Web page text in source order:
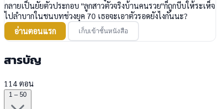
กลายเป็นยัยตัวประกอบ "ลูกสาวตัวจริงบ้านคนรวย"ก็ถูกบีบให้ระเห็จ
ไปลำบากในชนบทช่วงยุค 70 เธอจะเอาตัวรอดยังไงกันนะ?
อ่านตอนแรก
เก็บเข้าชั้นหนังสือ
สารบัญ
114 ตอน
1 – 50